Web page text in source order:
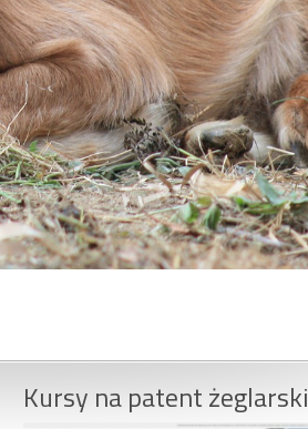
Kursy na patent żeglarski